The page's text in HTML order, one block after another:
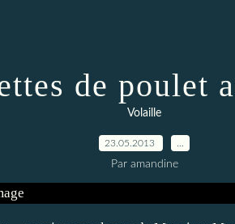
de poulet
Volaille
23.05.2013
Par amandine